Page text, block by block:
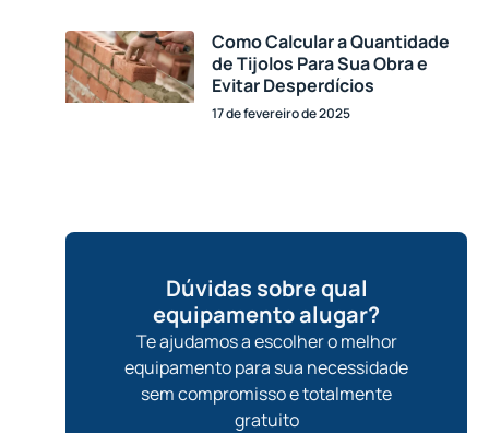
Como Calcular a Quantidade
de Tijolos Para Sua Obra e
Evitar Desperdícios
17 de fevereiro de 2025
Dúvidas sobre qual
equipamento alugar?
Te ajudamos a escolher o melhor
equipamento para sua necessidade
sem compromisso e totalmente
gratuito